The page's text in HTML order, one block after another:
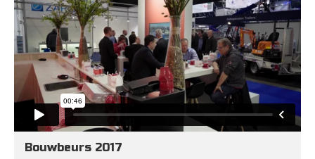
Bouwbeurs 2017